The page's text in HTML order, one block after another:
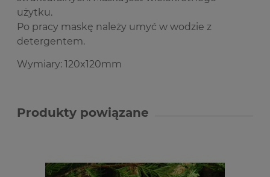
użytku.
Po pracy maskę należy umyć w wodzie z
detergentem.
Wymiary: 120x120mm
Produkty powiązane